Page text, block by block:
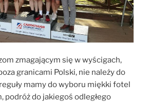
zmagającym się w wyścigach,
granicami Polski, nie należy do
mamy do wyboru miękki fotel
podróż do jakiegoś odległego